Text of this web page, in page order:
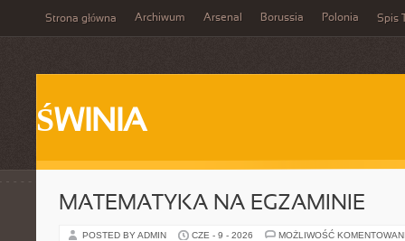
Strona główna Archiwum Arsenal Borussia Polonia Spis
ŚWINIA
MATEMATYKA NA EGZAMINIE
POSTED BY ADMIN CZE - 9 - 2026 MOŻLIWOŚĆ